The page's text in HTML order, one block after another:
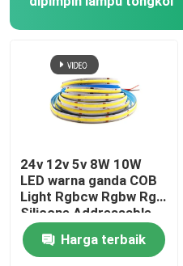
24v 12v 5v 8W 10W
LED warna ganda COB
Light Rgbcw Rgbw Rgb
Silicone Addressable
Harga terbaik